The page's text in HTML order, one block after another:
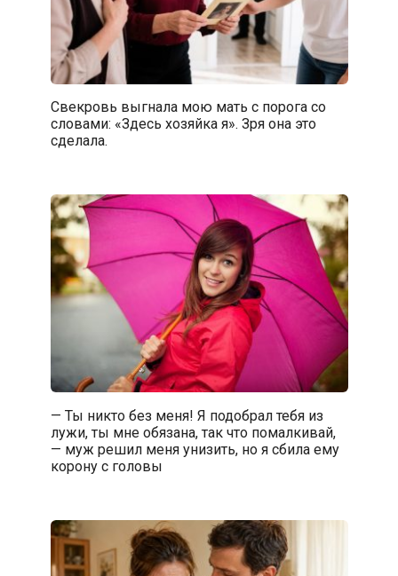
Свекровь выгнала мою мать с порога со
словами: «Здесь хозяйка я». Зря она это
сделала.
— Ты никто без меня! Я подобрал тебя из
лужи, ты мне обязана, так что помалкивай,
— муж решил меня унизить, но я сбила ему
корону с головы